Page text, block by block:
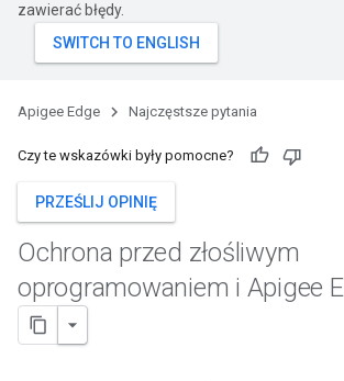
zawierać błędy.
Apigee Edge Najczęstsze pytania
Czy te wskazówki były pomocne?
PRZEŚLIJ OPINIĘ
Ochrona przed złośliwym
oprogramowaniem i Apigee